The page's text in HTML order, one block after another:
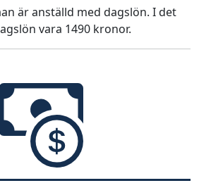
är anställd med dagslön. I det
vara 1490 kronor.